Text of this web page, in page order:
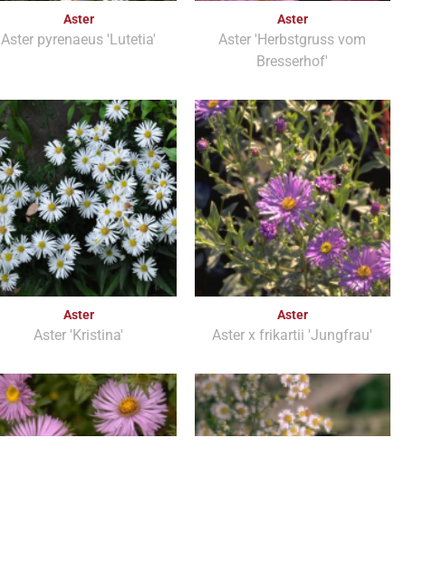
Aster
Aster pyrenaeus 'Lutetia'
Aster
Aster 'Herbstgruss vom
Bresserhof'
Aster
Aster 'Kristina'
Aster
Aster x frikartii 'Jungfrau'